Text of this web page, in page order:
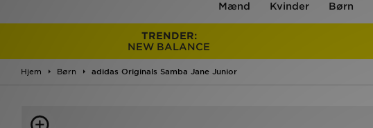
Mænd Kvinder Børn
TRENDER:
NEW BALANCE
Hjem Børn adidas Originals Samba Jane Junior